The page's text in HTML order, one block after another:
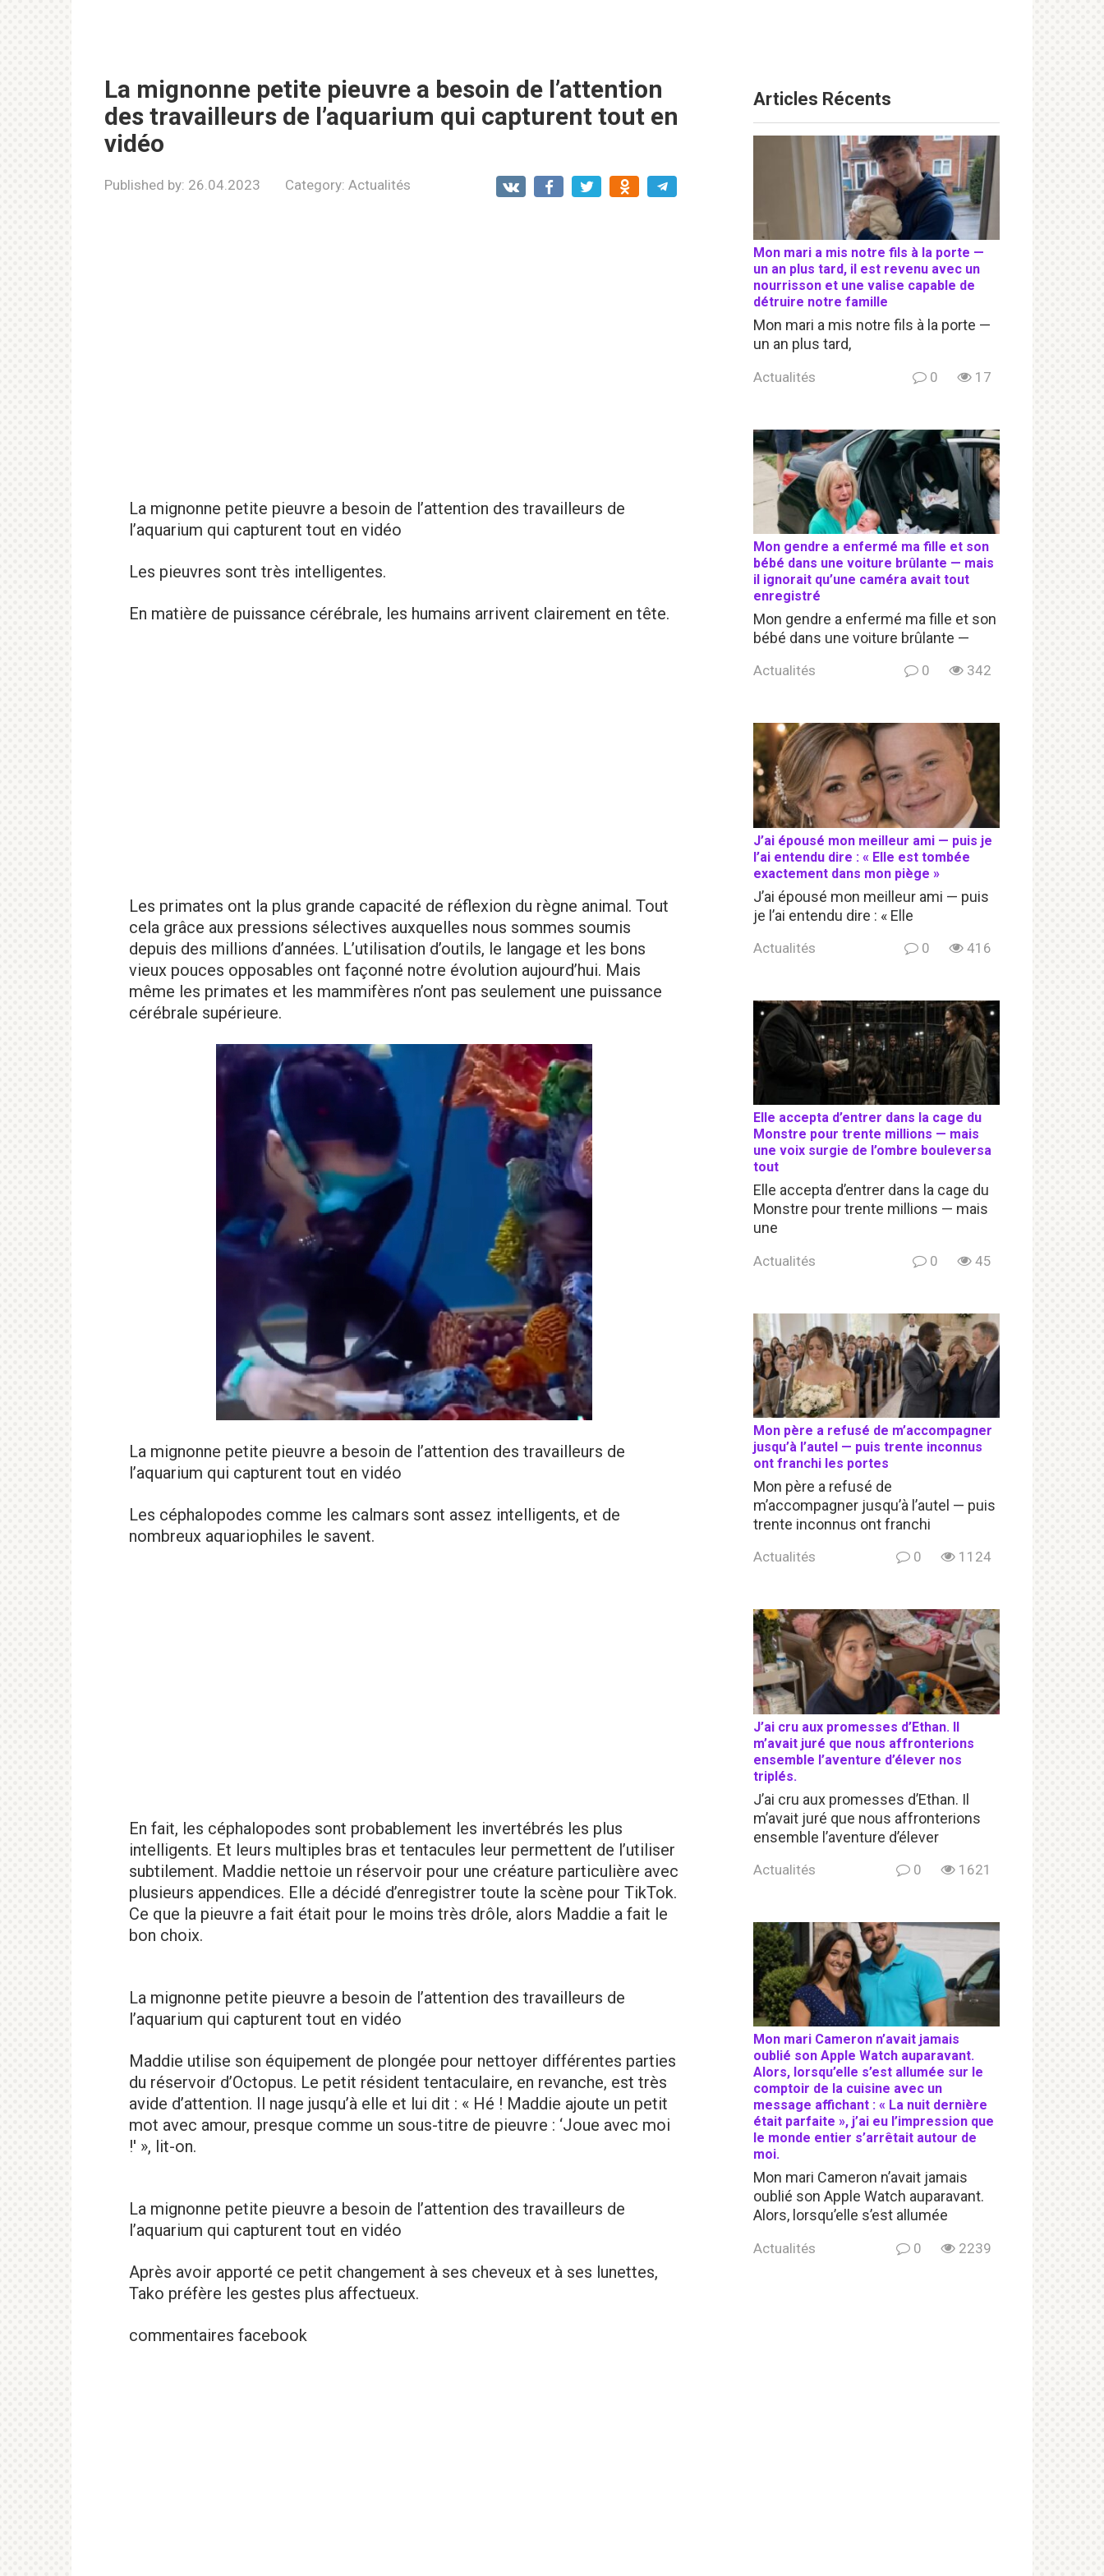
La mignonne petite pieuvre a besoin de l’attention
des travailleurs de l’aquarium qui capturent tout en
vidéo
Published by: 26.04.2023 Category: Actualités
La mignonne petite pieuvre a besoin de l’attention des travailleurs de
l’aquarium qui capturent tout en vidéo
Les pieuvres sont très intelligentes.
En matière de puissance cérébrale, les humains arrivent clairement en tête.
Les primates ont la plus grande capacité de réflexion du règne animal. Tout
cela grâce aux pressions sélectives auxquelles nous sommes soumis
depuis des millions d’années. L’utilisation d’outils, le langage et les bons
vieux pouces opposables ont façonné notre évolution aujourd’hui. Mais
même les primates et les mammifères n’ont pas seulement une puissance
cérébrale supérieure.
La mignonne petite pieuvre a besoin de l’attention des travailleurs de
l’aquarium qui capturent tout en vidéo
Les céphalopodes comme les calmars sont assez intelligents, et de
nombreux aquariophiles le savent.
En fait, les céphalopodes sont probablement les invertébrés les plus
intelligents. Et leurs multiples bras et tentacules leur permettent de l’utiliser
subtilement. Maddie nettoie un réservoir pour une créature particulière avec
plusieurs appendices. Elle a décidé d’enregistrer toute la scène pour TikTok.
Ce que la pieuvre a fait était pour le moins très drôle, alors Maddie a fait le
bon choix.
La mignonne petite pieuvre a besoin de l’attention des travailleurs de
l’aquarium qui capturent tout en vidéo
Maddie utilise son équipement de plongée pour nettoyer différentes parties
du réservoir d’Octopus. Le petit résident tentaculaire, en revanche, est très
avide d’attention. Il nage jusqu’à elle et lui dit : « Hé ! Maddie ajoute un petit
mot avec amour, presque comme un sous-titre de pieuvre : ‘Joue avec moi
!' », lit-on.
La mignonne petite pieuvre a besoin de l’attention des travailleurs de
l’aquarium qui capturent tout en vidéo
Après avoir apporté ce petit changement à ses cheveux et à ses lunettes,
Tako préfère les gestes plus affectueux.
commentaires facebook
Articles Récents
Mon mari a mis notre fils à la porte —
un an plus tard, il est revenu avec un
nourrisson et une valise capable de
détruire notre famille
Mon mari a mis notre fils à la porte —
un an plus tard,
Actualités 0 17
Mon gendre a enfermé ma fille et son
bébé dans une voiture brûlante — mais
il ignorait qu’une caméra avait tout
enregistré
Mon gendre a enfermé ma fille et son
bébé dans une voiture brûlante —
Actualités 0 342
J’ai épousé mon meilleur ami — puis je
l’ai entendu dire : « Elle est tombée
exactement dans mon piège »
J’ai épousé mon meilleur ami — puis
je l’ai entendu dire : « Elle
Actualités 0 416
Elle accepta d’entrer dans la cage du
Monstre pour trente millions — mais
une voix surgie de l’ombre bouleversa
tout
Elle accepta d’entrer dans la cage du
Monstre pour trente millions — mais
une
Actualités 0 45
Mon père a refusé de m’accompagner
jusqu’à l’autel — puis trente inconnus
ont franchi les portes
Mon père a refusé de
m’accompagner jusqu’à l’autel — puis
trente inconnus ont franchi
Actualités 0 1124
J’ai cru aux promesses d’Ethan. Il
m’avait juré que nous affronterions
ensemble l’aventure d’élever nos
triplés.
J’ai cru aux promesses d’Ethan. Il
m’avait juré que nous affronterions
ensemble l’aventure d’élever
Actualités 0 1621
Mon mari Cameron n’avait jamais
oublié son Apple Watch auparavant.
Alors, lorsqu’elle s’est allumée sur le
comptoir de la cuisine avec un
message affichant : « La nuit dernière
était parfaite », j’ai eu l’impression que
le monde entier s’arrêtait autour de
moi.
Mon mari Cameron n’avait jamais
oublié son Apple Watch auparavant.
Alors, lorsqu’elle s’est allumée
Actualités 0 2239